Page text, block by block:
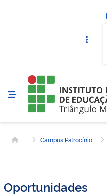
Página inicialCampus Patrocínio
Oportunidades